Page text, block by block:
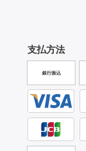
支払方法
銀行振込